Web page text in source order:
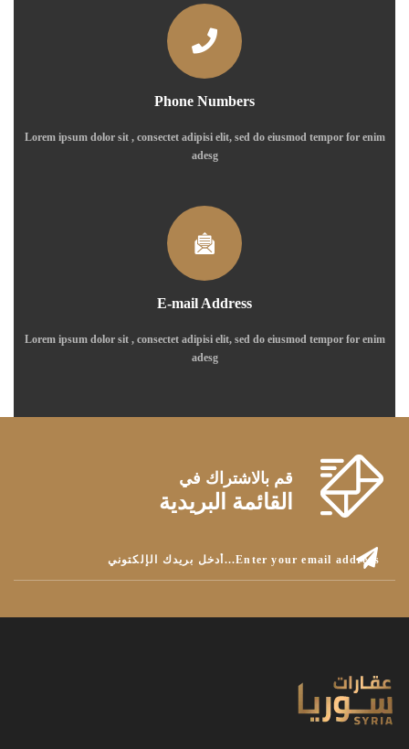
Phone Numbers
Lorem ipsum dolor sit , consectet adipisi elit, sed do eiusmod tempor for enim
adesg
E-mail Address
Lorem ipsum dolor sit , consectet adipisi elit, sed do eiusmod tempor for enim
adesg
قم بالاشتراك في
القائمة البريدية